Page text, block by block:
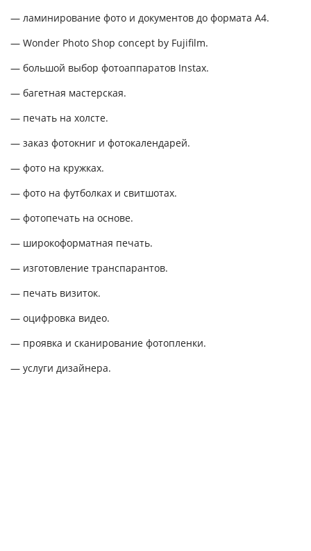
— ламинирование фото и документов до формата А4.
— Wonder Photo Shop concept by Fujifilm.
— большой выбор фотоаппаратов Instax.
— багетная мастерская.
— печать на холсте.
— заказ фотокниг и фотокалендарей.
— фото на кружках.
— фото на футболках и свитшотах.
— фотопечать на основе.
— широкоформатная печать.
— изготовление транспарантов.
— печать визиток.
— оцифровка видео.
— проявка и сканирование фотопленки.
— услуги дизайнера.